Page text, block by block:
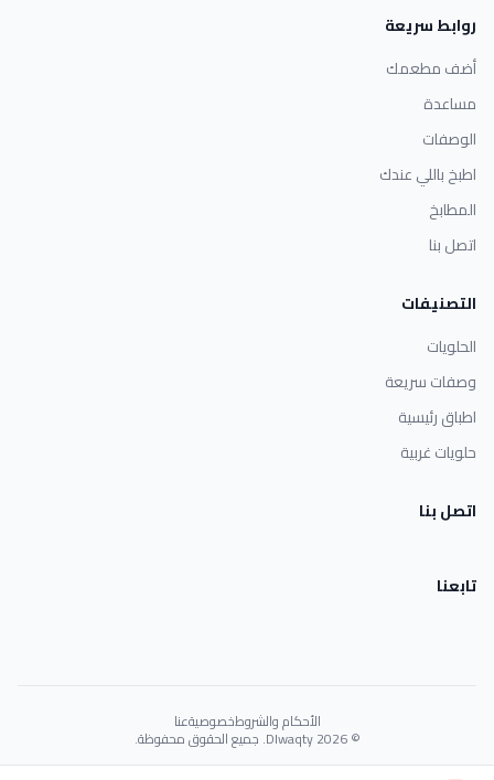
روابط سريعة
أضف مطعمك
مساعدة
الوصفات
اطبخ باللي عندك
المطابخ
اتصل بنا
التصنيفات
الحلويات
وصفات سريعة
اطباق رئيسية
حلويات غربية
اتصل بنا
تابعنا
الأحكام والشروطخصوصيةعنا
© 2026 Dlwaqty. جميع الحقوق محفوظة.
Powered byGAIT